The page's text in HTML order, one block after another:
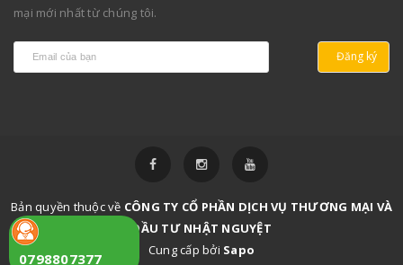
mại mới nhất từ chúng tôi.
Đăng ký
Bản quyền thuộc về CÔNG TY CỔ PHẦN DỊCH VỤ THƯƠNG MẠI VÀ
ĐẦU TƯ NHẬT NGUYỆT
Cung cấp bởi Sapo
0798807377